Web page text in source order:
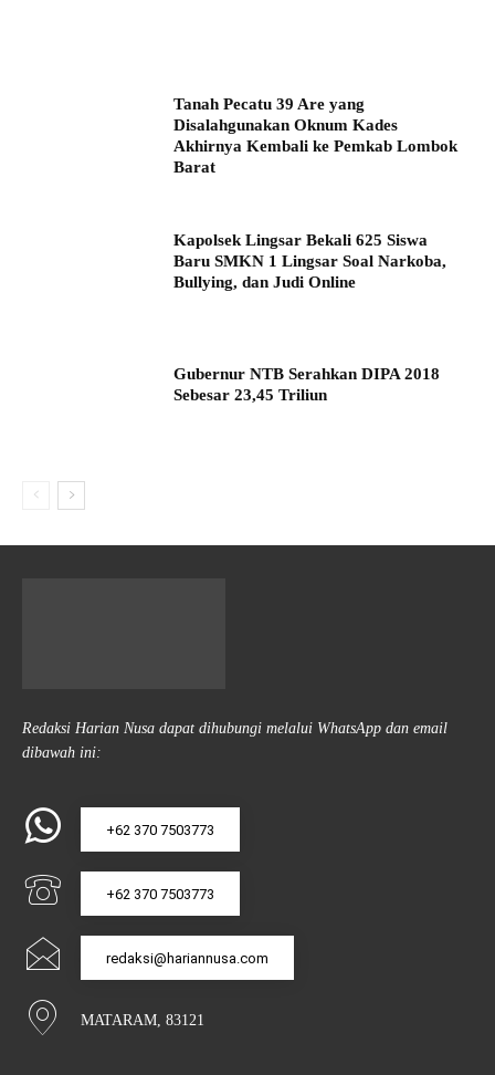
Tanah Pecatu 39 Are yang
Disalahgunakan Oknum Kades
Akhirnya Kembali ke Pemkab Lombok
Barat
Kapolsek Lingsar Bekali 625 Siswa
Baru SMKN 1 Lingsar Soal Narkoba,
Bullying, dan Judi Online
Gubernur NTB Serahkan DIPA 2018
Sebesar 23,45 Triliun
Redaksi Harian Nusa dapat dihubungi melalui WhatsApp dan email
dibawah ini:
+62 370 7503773
+62 370 7503773
redaksi@hariannusa.com
MATARAM, 83121